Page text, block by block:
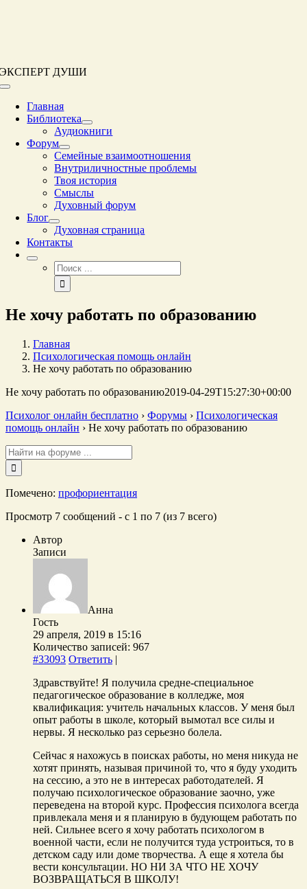
ЭКСПЕРТ ДУШИ
Переключение
навигацииГлавная
Библиотека
Аудиокниги
Форум
Семейные взаимоотношения
Внутриличностные проблемы
Твоя история
Смыслы
Духовный форум
Блог
Духовная страница
Контакты
Результат
поиска:
Не хочу работать по образованию
Главная
Психологическая помощь онлайн
Не хочу работать по образованию
Не хочу работать по образованию2019-04-29T15:27:30+00:00
Психолог онлайн бесплатно › Форумы › Психологическая
помощь онлайн › Не хочу работать по образованию
Поиск:
Помечено: профориентация
Просмотр 7 сообщений - с 1 по 7 (из 7 всего)
Автор
Записи
Анна
Гость
29 апреля, 2019 в 15:16
Количество записей: 967
#33093 Ответить |
Здравствуйте! Я получила средне-специальное
педагогическое образование в колледже, моя
квалификация: учитель начальных классов. У меня был
опыт работы в школе, который вымотал все силы и
нервы. Я несколько раз серьезно болела.
Сейчас я нахожусь в поисках работы, но меня никуда не
хотят принять, называя причиной то, что я буду уходить
на сессию, а это не в интересах работодателей. Я
получаю психологическое образование заочно, уже
переведена на второй курс. Профессия психолога всегда
привлекала меня и я планирую в будующем работать по
ней. Сильнее всего я хочу работать психологом в
военной части, если не получится туда устроиться, то в
детском саду или доме творчества. А еще я хотела бы
вести консультации. НО НИ ЗА ЧТО НЕ ХОЧУ
ВОЗВРАЩАТЬСЯ В ШКОЛУ!